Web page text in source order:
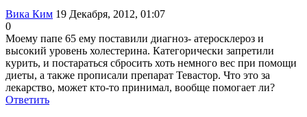
Вика Ким 19 Декабря, 2012, 01:07
0
Моему папе 65 ему поставили диагноз- атеросклероз и
высокий уровень холестерина. Категорически запретили
курить, и постараться сбросить хоть немного вес при помощи
диеты, а также прописали препарат Тевастор. Что это за
лекарство, может кто-то принимал, вообще помогает ли?
Ответить